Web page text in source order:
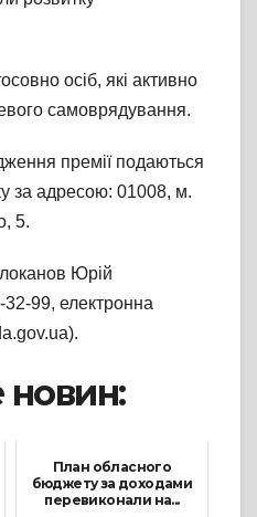
осіб, які активно
самоврядування.
премії подаються
за адресою: 01008, м.
5.
Юрій
99, електронна
План обласного
бюджету за доходами
перевиконали на...